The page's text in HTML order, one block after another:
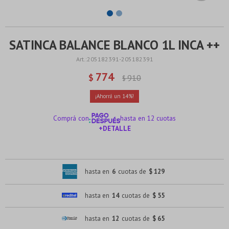
SATINCA BALANCE BLANCO 1L INCA ++
205182391-205182391
$ 774 $910
14
Comprá con
hasta en 12 cuotas
+DETALLE
hasta en 6 cuotas de $ 129
hasta en 14 cuotas de $ 55
hasta en 12 cuotas de $ 65